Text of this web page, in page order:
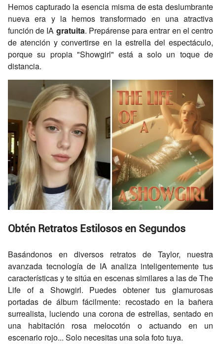
Hemos capturado la esencia misma de esta deslumbrante
nueva era y la hemos transformado en una atractiva
función de IA gratuita. Prepárense para entrar en el centro
de atención y convertirse en la estrella del espectáculo,
porque su propia "Showgirl" está a solo un toque de
distancia.
Obtén Retratos Estilosos en Segundos
Basándonos en diversos retratos de Taylor, nuestra
avanzada tecnología de IA analiza inteligentemente tus
características y te sitúa en escenas similares a las deThe
Life of a Showgirl. Puedes obtener tus glamurosas
portadas de álbum fácilmente: recostado en la bañera
surrealista, luciendo una corona de estrellas, sentado en
una habitación rosa melocotón o actuando en un
escenario rojo... Solo necesitas una sola foto tuya.